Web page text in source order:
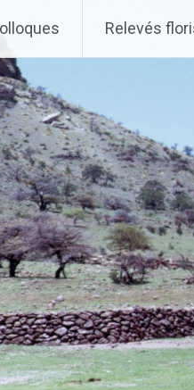
Relevés